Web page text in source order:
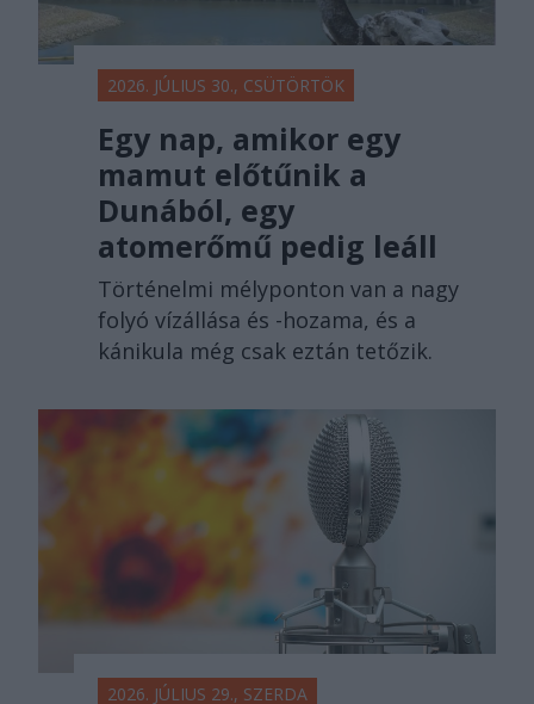
2026. JÚLIUS 30., CSÜTÖRTÖK
Egy nap, amikor egy
mamut előtűnik a
Dunából, egy
atomerőmű pedig leáll
Történelmi mélyponton van a nagy
folyó vízállása és -hozama, és a
kánikula még csak eztán tetőzik.
2026. JÚLIUS 29., SZERDA